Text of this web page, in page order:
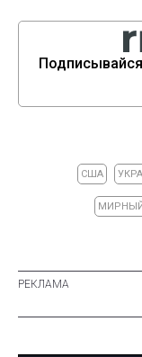
США